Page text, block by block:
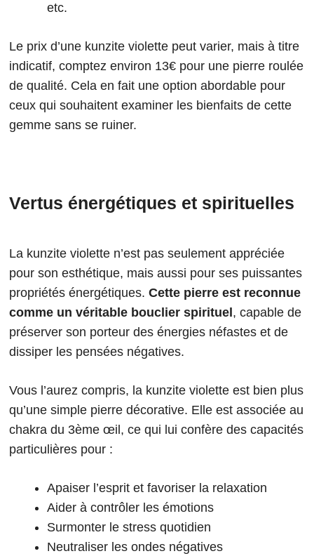
etc.
Le prix d’une kunzite violette peut varier, mais à titre
indicatif, comptez environ 13€ pour une pierre roulée
de qualité. Cela en fait une option abordable pour
ceux qui souhaitent examiner les bienfaits de cette
gemme sans se ruiner.
Vertus énergétiques et spirituelles
La kunzite violette n’est pas seulement appréciée
pour son esthétique, mais aussi pour ses puissantes
propriétés énergétiques. Cette pierre est reconnue
comme un véritable bouclier spirituel , capable de
préserver son porteur des énergies néfastes et de
dissiper les pensées négatives.
Vous l’aurez compris, la kunzite violette est bien plus
qu’une simple pierre décorative. Elle est associée au
chakra du 3ème œil, ce qui lui confère des capacités
particulières pour :
Apaiser l’esprit et favoriser la relaxation
Aider à contrôler les émotions
Surmonter le stress quotidien
Neutraliser les ondes négatives